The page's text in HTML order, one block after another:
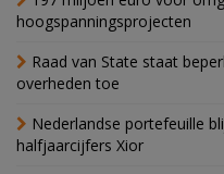
hoogspanningsprojecten
Raad van State staat
overheden toe
Nederlandse portefeuille
halfjaarcijfers Xior